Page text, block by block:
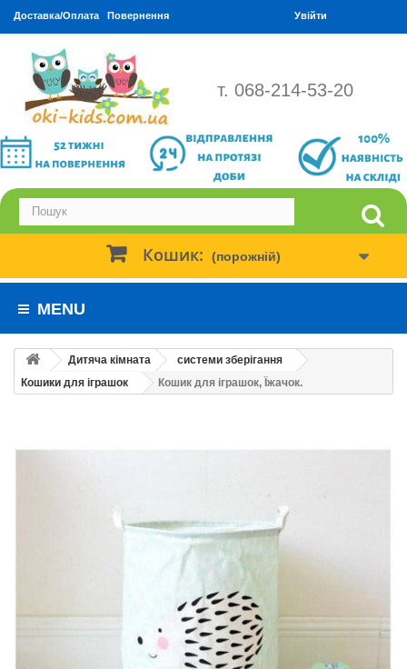
Доставка/Оплата Повернення Увійти
т. 068-214-53-20
Кошик: (порожній)
MENU
Дитяча кімната
системи зберігання
Кошики для іграшок
Кошик для іграшок, Їжачок.